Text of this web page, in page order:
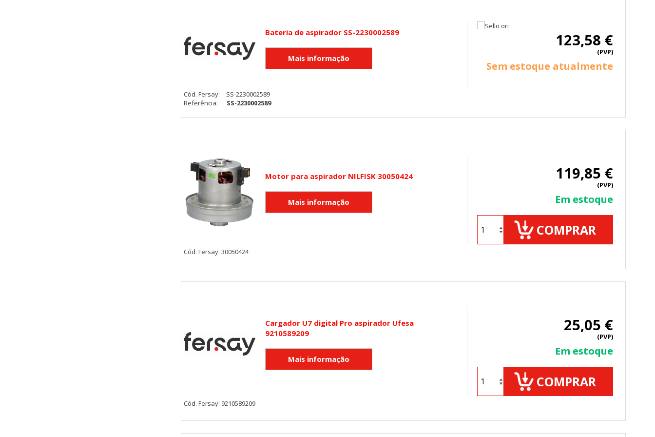
Bateria de aspirador SS-2230002589 123,58 €
(PVP)
Sem estoque atualmente
Cód. Fersay:
SS-2230002589
Referência:
SS-2230002589
Motor para aspirador NILFISK 30050424 119,85 €
(PVP)
Em estoque
COMPRAR
Cód. Fersay: 30050424
Cargador U7 digital Pro aspirador Ufesa
9210589209
25,05 €
(PVP)
Em estoque
COMPRAR
Cód. Fersay: 9210589209